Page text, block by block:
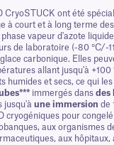
CryoSTUCK ont été
à court et à long terme
vapeur d'azote
de laboratoire (-80 °C/-
carbonique. Elles
allant jusqu'à +100
humides et secs, ce qui
immergés dans des
jusqu'à une immersion de
cryogéniques pour
aux organismes
aux hôpitaux,